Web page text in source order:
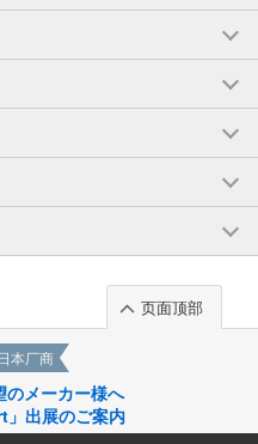
页面顶部
本厂商
のメーカー様へ
」出展のご案内